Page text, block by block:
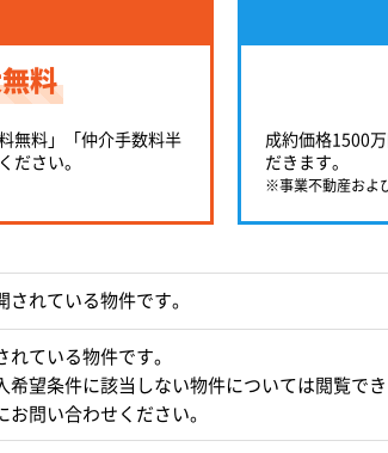
料
無料」「仲介手数料半
さい。
成約価格1500
だきます。
※事業不動産およ
れている物件です。
ている物件です。
希望条件に該当しない物件については閲覧でき
問い合わせください。